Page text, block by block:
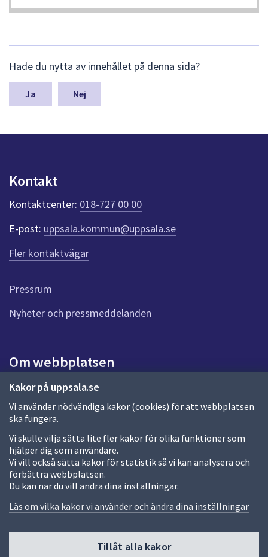
Kakor på uppsala.se
Vi använder nödvändiga kakor (cookies) för att webbplatsen
ska fungera.
Vi skulle vilja sätta lite fler kakor för olika funktioner som
hjälper dig som användare.
Vi vill också sätta kakor för statistik så vi kan analysera och
förbättra webbplatsen.
Du kan när du vill ändra dina inställningar.
Läs om vilka kakor vi använder och ändra dina inställningar
Tillåt alla kakor
ä
m
a
y
n
t
r
ö
e
n
n
i
d
a
Hade du nytta av innehållet på denna sida?
Nej
Kontakt
Kontaktcenter: 018-727 00 00
E-post: uppsala.kommun@uppsala.se
Fler kontaktvägar
Pressrum
Nyheter och pressmeddelanden
Om webbplatsen
Om webbplatsen
Allmänna handlingar och diarium
Behandling av personuppgifter
Kakor
Språk (other languages)
Tillgänglighetsredogörelse
Fler sätt att följa oss